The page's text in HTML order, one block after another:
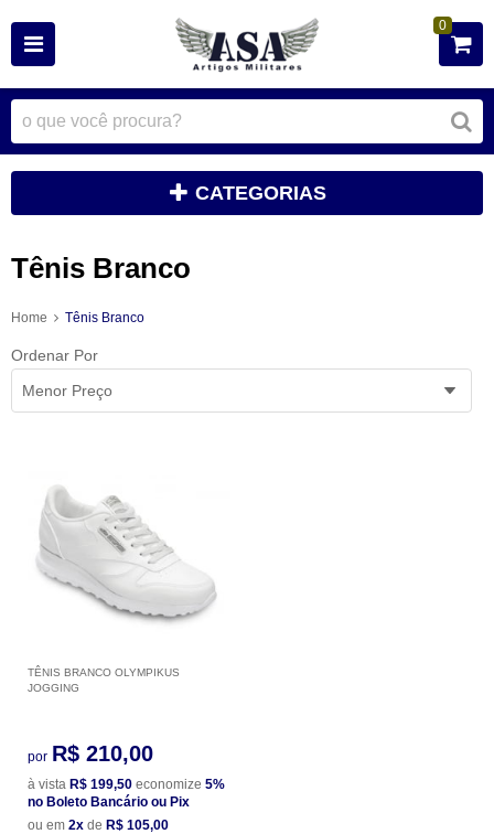
0
CATEGORIAS
Tênis Branco
Home Tênis Branco
Ordenar Por
Menor Preço
TÊNIS BRANCO OLYMPIKUS
JOGGING
por R$ 210,00
à vista R$ 199,50 economize 5%
no Boleto Bancário ou Pix
ou em 2x de R$ 105,00